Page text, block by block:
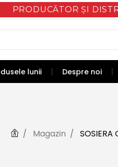
PRODUCĂTOR ȘI
lunii Despre noi
Magazin SOSIERA